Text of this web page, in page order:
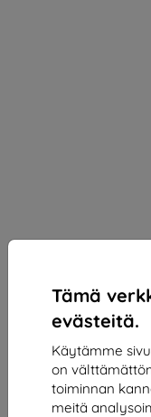
Tämä
evästeitä.
Käytämme
on
toiminnan
meitä
3MK ARC+ FS
(5903108360609)
Xiaomi Redmi